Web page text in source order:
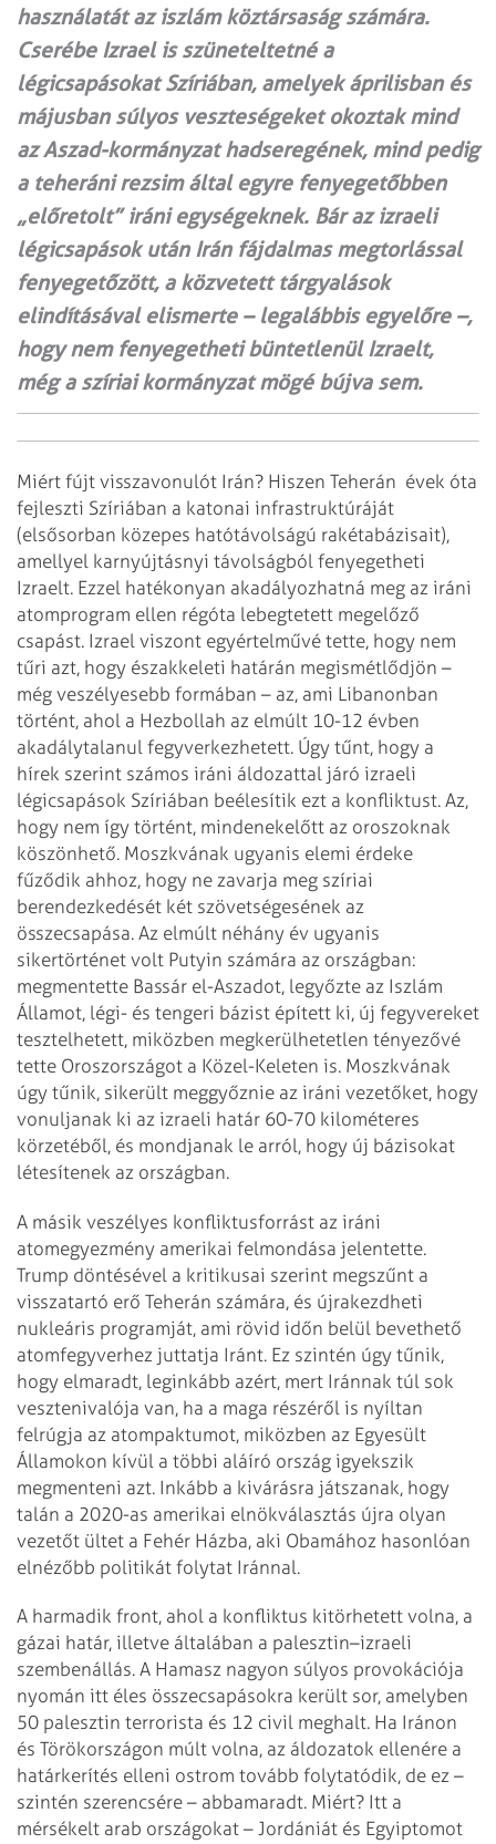
használatát az iszlám köztársaság számára.
Cserébe Izrael is szüneteltetné a
légicsapásokat Szíriában, amelyek áprilisban és
májusban súlyos veszteségeket okoztak mind
az Aszad-kormányzat hadseregének, mind pedig
a teheráni rezsim által egyre fenyegetőbben
„előretolt” iráni egységeknek. Bár az izraeli
légicsapások után Irán fájdalmas megtorlással
fenyegetőzött, a közvetett tárgyalások
elindításával elismerte – legalábbis egyelőre –,
hogy nem fenyegetheti büntetlenül Izraelt,
még a szíriai kormányzat mögé bújva sem.
Miért fújt visszavonulót Irán? Hiszen Teherán évek óta
fejleszti Szíriában a katonai infrastruktúráját
(elsősorban közepes hatótávolságú rakétabázisait),
amellyel karnyújtásnyi távolságból fenyegetheti
Izraelt. Ezzel hatékonyan akadályozhatná meg az iráni
atomprogram ellen régóta lebegtetett megelőző
csapást. Izrael viszont egyértelművé tette, hogy nem
tűri azt, hogy északkeleti határán megismétlődjön –
még veszélyesebb formában – az, ami Libanonban
történt, ahol a Hezbollah az elmúlt 10-12 évben
akadálytalanul fegyverkezhetett. Úgy tűnt, hogy a
hírek szerint számos iráni áldozattal járó izraeli
légicsapások Szíriában beélesítik ezt a konfliktust. Az,
hogy nem így történt, mindenekelőtt az oroszoknak
köszönhető. Moszkvának ugyanis elemi érdeke
fűződik ahhoz, hogy ne zavarja meg szíriai
berendezkedését két szövetségesének az
összecsapása. Az elmúlt néhány év ugyanis
sikertörténet volt Putyin számára az országban:
megmentette Bassár el-Aszadot, legyőzte az Iszlám
Államot, légi- és tengeri bázist épített ki, új fegyvereket
tesztelhetett, miközben megkerülhetetlen tényezővé
tette Oroszországot a Közel-Keleten is. Moszkvának
úgy tűnik, sikerült meggyőznie az iráni vezetőket, hogy
vonuljanak ki az izraeli határ 60-70 kilométeres
körzetéből, és mondjanak le arról, hogy új bázisokat
létesítenek az országban.
A másik veszélyes konfliktusforrást az iráni
atomegyezmény amerikai felmondása jelentette.
Trump döntésével a kritikusai szerint megszűnt a
visszatartó erő Teherán számára, és újrakezdheti
nukleáris programját, ami rövid időn belül bevethető
atomfegyverhez juttatja Iránt. Ez szintén úgy tűnik,
hogy elmaradt, leginkább azért, mert Iránnak túl sok
vesztenivalója van, ha a maga részéről is nyíltan
felrúgja az atompaktumot, miközben az Egyesült
Államokon kívül a többi aláíró ország igyekszik
megmenteni azt. Inkább a kivárásra játszanak, hogy
talán a 2020-as amerikai elnökválasztás újra olyan
vezetőt ültet a Fehér Házba, aki Obamához hasonlóan
elnézőbb politikát folytat Iránnal.
A harmadik front, ahol a konfliktus kitörhetett volna, a
gázai határ, illetve általában a palesztin–izraeli
szembenállás. A Hamasz nagyon súlyos provokációja
nyomán itt éles összecsapásokra került sor, amelyben
50 palesztin terrorista és 12 civil meghalt. Ha Iránon
és Törökországon múlt volna, az áldozatok ellenére a
határkerítés elleni ostrom tovább folytatódik, de ez –
szintén szerencsére – abbamaradt. Miért? Itt a
mérsékelt arab országokat – Jordániát és Egyiptomot